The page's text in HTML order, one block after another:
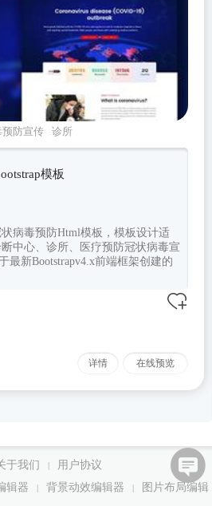
预防宣传
诊所
模板
状病毒预防Html模板，模板设计适
中心、诊所、医疗预防冠状病毒宣
最新Bootstrapv4.x前端框架创建的
详情 在线预览
于我们
用户协议
辑器 背景动效编辑器
图片布局编辑